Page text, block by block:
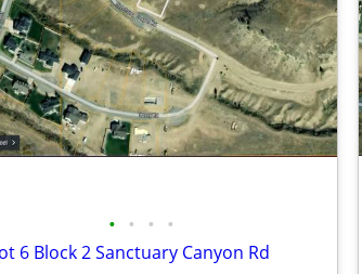
• • • •
6 Block 2 Sanctuary Canyon Rd